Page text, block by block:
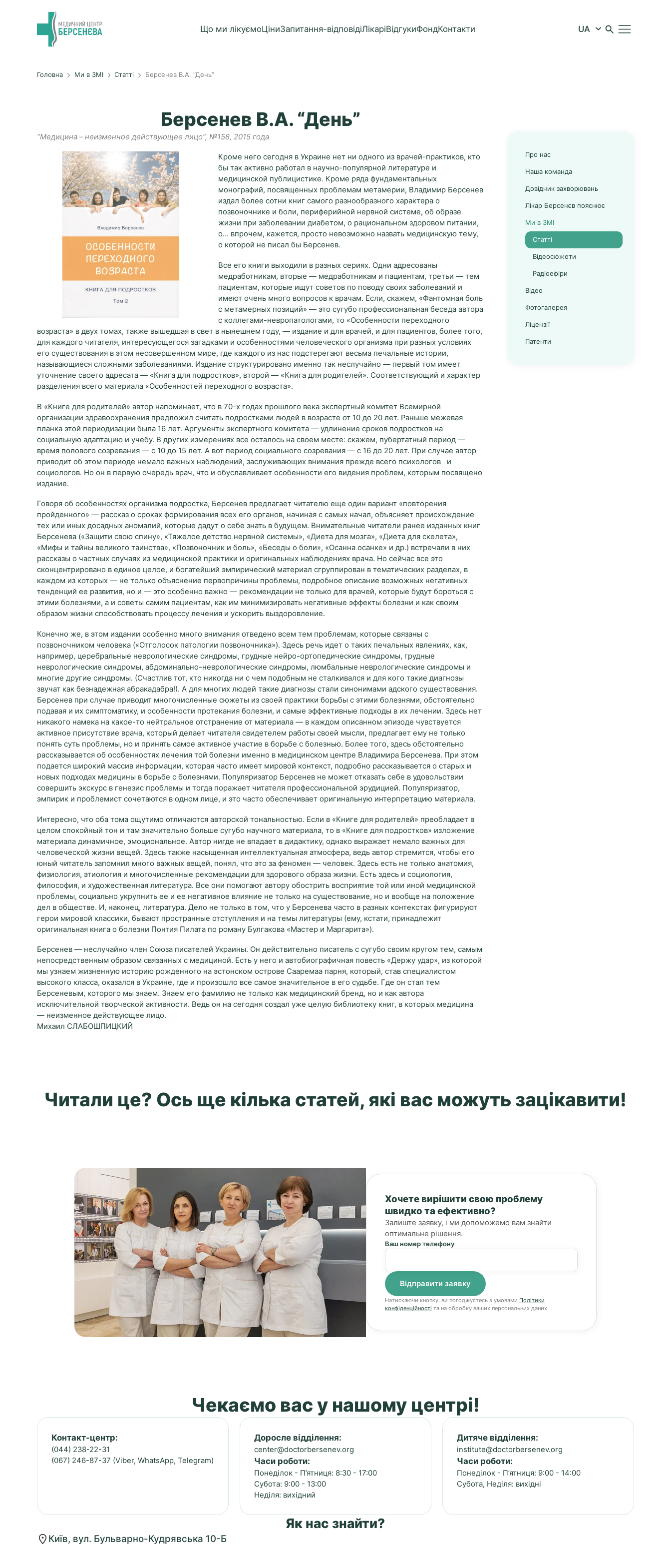
Що ми лікуємоЦіниЗапитання-відповідіЛікаріВідгукиФондКонтакти
Головна Ми в ЗМІ Статті Берсенев В.А. “День”
Берсенев В.А. “День”
“Медицина – неизменное действующее лицо”, №158, 2015 года
Кроме него сегодня в Украине нет ни одного из врачей-практиков, кто
бы так активно работал в научно-популярной литературе и
медицинской публицистике. Кроме ряда фундаментальных
монографий, посвященных проблемам метамерии, Владимир Берсенев
издал более сотни книг самого разнообразного характера о
позвоночнике и боли, периферийной нервной системе, об образе
жизни при заболевании диабетом, о рациональном здоровом питании,
о… впрочем, кажется, просто невозможно назвать медицинскую тему,
о которой не писал бы Берсенев.
Все его книги выходили в разных сериях. Одни адресованы
медработникам, вторые — медработникам и пациентам, третьи — тем
пациентам, которые ищут советов по поводу своих заболеваний и
имеют очень много вопросов к врачам. Если, скажем, «Фантомная боль
с метамерных позиций» — это сугубо профессиональная беседа автора
с коллегами-невропатологами, то «Особенности переходного
возраста» в двух томах, также вышедшая в свет в нынешнем году, — издание и для врачей, и для пациентов, более того,
для каждого читателя, интересующегося загадками и особенностями человеческого организма при разных условиях
его существования в этом несовершенном мире, где каждого из нас подстерегают весьма печальные истории,
называющиеся сложными заболеваниями. Издание структурировано именно так неслучайно — первый том имеет
уточнение своего адресата — «Книга для подростков», второй — «Книга для родителей». Соответствующий и характер
разделения всего материала «Особенностей переходного возраста».
В «Книге для родителей» автор напоминает, что в 70-х годах прошлого века экспертный комитет Всемирной
организации здравоохранения предложил считать подростками людей в возрасте от 10 до 20 лет. Раньше межевая
планка этой периодизации была 16 лет. Аргументы экспертного комитета — удлинение сроков подростков на
социальную адаптацию и учебу. В других измерениях все осталось на своем месте: скажем, пубертатный период —
время полового созревания — с 10 до 15 лет. А вот период социального созревания — с 16 до 20 лет. При случае автор
приводит об этом периоде немало важных наблюдений, заслуживающих внимания прежде всего психологов и
социологов. Но он в первую очередь врач, что и обуславливает особенности его видения проблем, которым посвящено
издание.
Говоря об особенностях организма подростка, Берсенев предлагает читателю еще один вариант «повторения
пройденного» — рассказ о сроках формирования всех его органов, начиная с самых начал, объясняет происхождение
тех или иных досадных аномалий, которые дадут о себе знать в будущем. Внимательные читатели ранее изданных книг
Берсенева («Защити свою спину», «Тяжелое детство нервной системы», «Диета для мозга», «Диета для скелета»,
«Мифы и тайны великого таинства», «Позвоночник и боль», «Беседы о боли», «Осанна осанке» и др.) встречали в них
рассказы о частных случаях из медицинской практики и оригинальных наблюдениях врача. Но сейчас все это
сконцентрировано в единое целое, и богатейший эмпирический материал сгруппирован в тематических разделах, в
каждом из которых — не только объяснение первопричины проблемы, подробное описание возможных негативных
тенденций ее развития, но и — это особенно важно — рекомендации не только для врачей, которые будут бороться с
этими болезнями, а и советы самим пациентам, как им минимизировать негативные эффекты болезни и как своим
образом жизни способствовать процессу лечения и ускорить выздоровление.
Конечно же, в этом издании особенно много внимания отведено всем тем проблемам, которые связаны с
позвоночником человека («Отголосок патологии позвоночника»). Здесь речь идет о таких печальных явлениях, как,
например, церебральные неврологические синдромы, грудные нейро-ортопедические синдромы, грудные
неврологические синдромы, абдоминально-неврологические синдромы, люмбальные неврологические синдромы и
многие другие синдромы. (Счастлив тот, кто никогда ни с чем подобным не сталкивался и для кого такие диагнозы
звучат как безнадежная абракадабра!). А для многих людей такие диагнозы стали синонимами адского существования.
Берсенев при случае приводит многочисленные сюжеты из своей практики борьбы с этими болезнями, обстоятельно
подавая и их симптоматику, и особенности протекания болезни, и самые эффективные подходы в их лечении. Здесь нет
никакого намека на какое-то нейтральное отстранение от материала — в каждом описанном эпизоде чувствуется
активное присутствие врача, который делает читателя свидетелем работы своей мысли, предлагает ему не только
понять суть проблемы, но и принять самое активное участие в борьбе с болезнью. Более того, здесь обстоятельно
рассказывается об особенностях лечения той болезни именно в медицинском центре Владимира Берсенева. При этом
подается широкий массив информации, которая часто имеет мировой контекст, подробно рассказывается о старых и
новых подходах медицины в борьбе с болезнями. Популяризатор Берсенев не может отказать себе в удовольствии
совершить экскурс в генезис проблемы и тогда поражает читателя профессиональной эрудицией. Популяризатор,
эмпирик и проблемист сочетаются в одном лице, и это часто обеспечивает оригинальную интерпретацию материала.
Интересно, что оба тома ощутимо отличаются авторской тональностью. Если в «Книге для родителей» преобладает в
целом спокойный тон и там значительно больше сугубо научного материала, то в «Книге для подростков» изложение
материала динамичное, эмоциональное. Автор нигде не впадает в дидактику, однако выражает немало важных для
человеческой жизни вещей. Здесь также насыщенная интеллектуальная атмосфера, ведь автор стремится, чтобы его
юный читатель запомнил много важных вещей, понял, что это за феномен — человек. Здесь есть не только анатомия,
физиология, этиология и многочисленные рекомендации для здорового образа жизни. Есть здесь и социология,
философия, и художественная литература. Все они помогают автору обострить восприятие той или иной медицинской
проблемы, социально укрупнить ее и ее негативное влияние не только на существование, но и вообще на положение
дел в обществе. И, наконец, литература. Дело не только в том, что у Берсенева часто в разных контекстах фигурируют
герои мировой классики, бывают пространные отступления и на темы литературы (ему, кстати, принадлежит
оригинальная книга о болезни Понтия Пилата по роману Булгакова «Мастер и Маргарита»).
Берсенев — неслучайно член Союза писателей Украины. Он действительно писатель с сугубо своим кругом тем, самым
непосредственным образом связанных с медициной. Есть у него и автобиографичная повесть «Держу удар», из которой
мы узнаем жизненную историю рожденного на эстонском острове Сааремаа парня, который, став специалистом
высокого класса, оказался в Украине, где и произошло все самое значительное в его судьбе. Где он стал тем
Берсеневым, которого мы знаем. Знаем его фамилию не только как медицинский бренд, но и как автора
исключительной творческой активности. Ведь он на сегодня создал уже целую библиотеку книг, в которых медицина
— неизменное действующее лицо.
Михаил СЛАБОШПИЦКИЙ
Про нас
Наша команда
Довідник захворювань
Лікар Берсенєв пояснює
Ми в ЗМІ
Статті
Відеосюжети
Радіоефіри
Відео
Фотогалерея
Ліцензії
Патенти
Читали це? Ось ще кілька статей, які вас можуть зацікавити!
Хочете вирішити свою проблему
швидко та ефективно?
Залиште заявку, і ми допоможемо вам знайти
оптимальне рішення.
Ваш номер телефону
Натискаючи кнопку, ви погоджуєтесь з умовами Політики
конфіденційності та на обробку ваших персональних даних
Чекаємо вас у нашому центрі!
Контакт-центр:
(044) 238-22-31
(067) 246-87-37 (Viber, WhatsApp, Telegram)
Доросле відділення:
center@doctorbersenev.org
Часи роботи:
Понеділок - П’ятниця: 8:30 - 17:00
Субота: 9:00 - 13:00
Неділя: вихідний
Дитяче відділення:
institute@doctorbersenev.org
Часи роботи:
Понеділок - П’ятниця: 9:00 - 14:00
Субота, Неділя: вихідні
Як нас знайти?
Київ, вул. Бульварно-Кудрявська 10-Б